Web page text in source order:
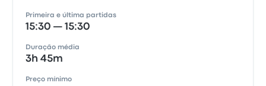
Primeira e última partidas
15:30 — 15:30
Duração média
3h 45m
Preço mínimo